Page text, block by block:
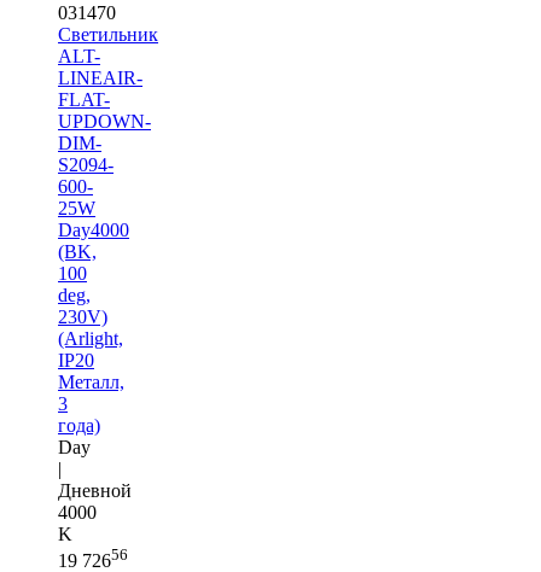
031470
Светильник
ALT-
LINEAIR-
FLAT-
UPDOWN-
DIM-
S2094-
600-
25W
Day4000
(BK,
100
deg,
230V)
(Arlight,
IP20
Металл,
3
года)
Day
|
Дневной
4000
K
19 72656